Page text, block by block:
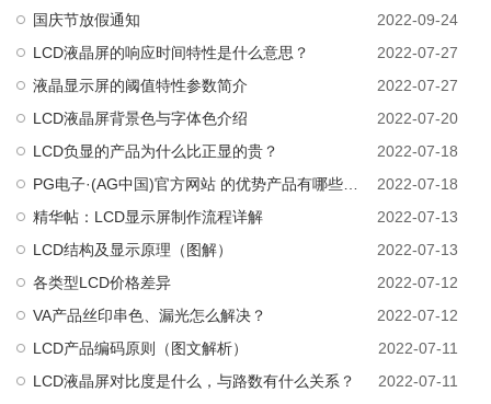
国庆节放假通知
2022-09-24
LCD液晶屏的响应时间特性是什么意思？
2022-07-27
液晶显示屏的阈值特性参数简介
2022-07-27
LCD液晶屏背景色与字体色介绍
2022-07-20
LCD负显的产品为什么比正显的贵？
2022-07-18
2022-07-18
精华帖：LCD显示屏制作流程详解
2022-07-13
LCD结构及显示原理（图解）
2022-07-13
各类型LCD价格差异
2022-07-12
VA产品丝印串色、漏光怎么解决？
2022-07-12
LCD产品编码原则（图文解析）
2022-07-11
LCD液晶屏对比度是什么，与路数有什么关系？
2022-07-11